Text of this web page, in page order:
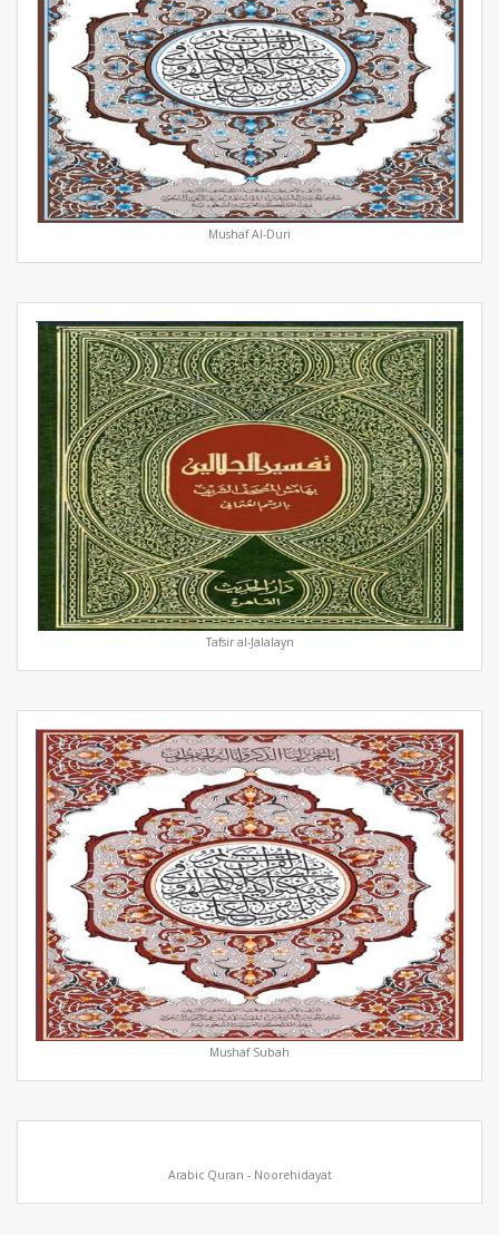
Mushaf Al-Duri
Tafsir al-Jalalayn
Mushaf Subah
Arabic Quran - Noorehidayat